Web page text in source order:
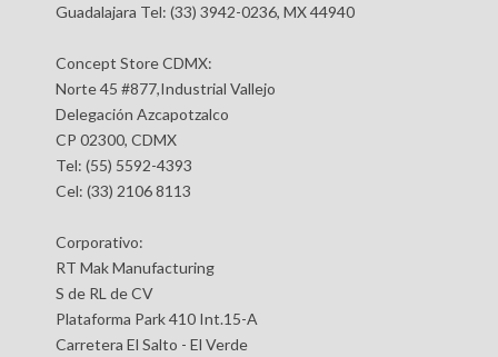
Guadalajara Tel: (33) 3942-0236, MX 44940
Concept Store CDMX:
Norte 45 #877,Industrial Vallejo
Delegación Azcapotzalco
CP 02300, CDMX
Tel: (55) 5592-4393
Cel: (33) 2106 8113
Corporativo:
RT Mak Manufacturing
S de RL de CV
Plataforma Park 410 Int.15-A
Carretera El Salto - El Verde